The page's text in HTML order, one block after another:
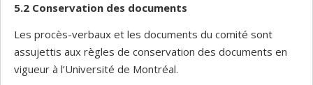
5.2 Conservation des documents
Les procès-verbaux et les documents du comité sont
assujettis aux règles de conservation des documents en
vigueur à l’Université de Montréal.